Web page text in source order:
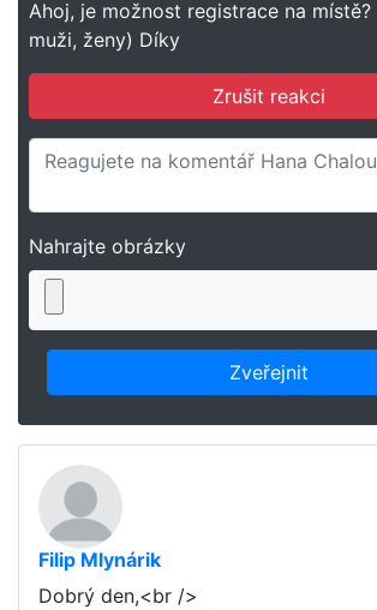
Ahoj, je možnost registrace na
muži, ženy) Díky
Zrušit reakci
Nahrajte obrázky
Filip Mlynárik
Dobrý den,<br />